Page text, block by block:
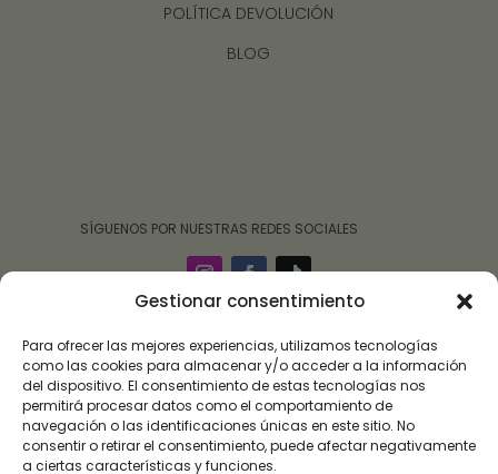
Gestionar consentimiento
Para ofrecer las mejores experiencias, utilizamos tecnologías
como las cookies para almacenar y/o acceder a la información
del dispositivo. El consentimiento de estas tecnologías nos
permitirá procesar datos como el comportamiento de
navegación o las identificaciones únicas en este sitio. No
consentir o retirar el consentimiento, puede afectar negativamente
a ciertas características y funciones.
POLÍTICA DEVOLUCIÓN
BLOG
‎ ‎ ‎ ‎ ‎ ‎‎ ‎ SÍGUENOS POR NUESTRAS REDES SOCIALES